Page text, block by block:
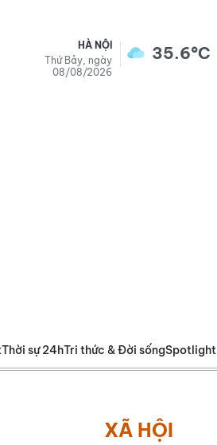
HÀ NỘI
Thứ Bảy, ngày
08/08/2026
35.6°C
Thời sự 24hTri thức & Đời sốngSpotlight
XÃ HỘI